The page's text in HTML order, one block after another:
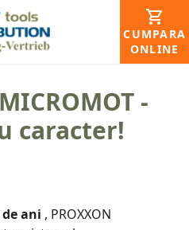
CUMPARA
ONLINE
-
caracter!
ani , PROXXON